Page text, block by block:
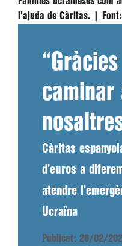
l'ajuda de Càritas. |
Font:
caminar
Càritas
d’euros a
atendre
Ucraïna
Publicat: 26/02/